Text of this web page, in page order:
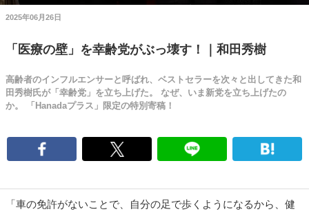
2025年06月26日
「医療の壁」を幸齢党がぶっ壊す！｜和田秀樹
高齢者のインフルエンサーと呼ばれ、ベストセラーを次々と出してきた和
田秀樹氏が「幸齢党」を立ち上げた。 なぜ、いま新党を立ち上げたの
か。 「Hanadaプラス」限定の特別寄稿！
「車の免許がないことで、自分の足で歩くようになるから、健